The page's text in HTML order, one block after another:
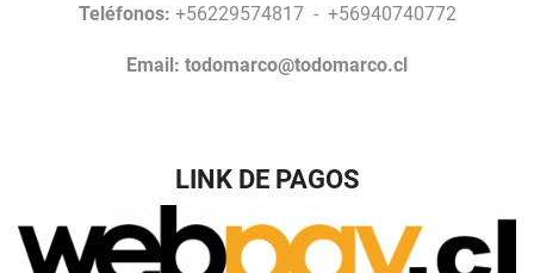
Teléfonos: +56229574817 - +56940740772
Email: todomarco@todomarco.cl
LINK DE PAGOS